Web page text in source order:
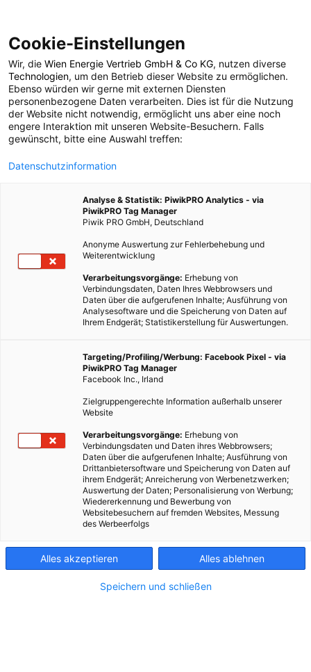
POSTS BY TAG
hippocampus
1 BEITRAG
Cookie-Einstellungen
Wir, die Wien Energie Vertrieb GmbH & Co KG, nutzen diverse
Technologien, um den Betrieb dieser Website zu ermöglichen.
Ebenso würden wir gerne mit externen Diensten
personenbezogene Daten verarbeiten. Dies ist für die Nutzung
der Website nicht notwendig, ermöglicht uns aber eine noch
engere Interaktion mit unseren Website-Besuchern. Falls
gewünscht, bitte eine Auswahl treffen:
Datenschutzinformation
Analyse & Statistik: PiwikPRO Analytics - via
PiwikPRO Tag Manager
Piwik PRO GmbH, Deutschland
Anonyme Auswertung zur Fehlerbehebung und
Weiterentwicklung
Verarbeitungsvorgänge: Erhebung von
Verbindungsdaten, Daten Ihres Webbrowsers und
Daten über die aufgerufenen Inhalte; Ausführung von
Analysesoftware und die Speicherung von Daten auf
Ihrem Endgerät; Statistikerstellung für Auswertungen.
Targeting/Profiling/Werbung: Facebook Pixel - via
PiwikPRO Tag Manager
Facebook Inc., Irland
Zielgruppengerechte Information außerhalb unserer
Website
Verarbeitungsvorgänge: Erhebung von
Verbindungsdaten und Daten ihres Webbrowsers;
Daten über die aufgerufenen Inhalte; Ausführung von
Drittanbietersoftware und Speicherung von Daten auf
ihrem Endgerät; Anreicherung von Werbenetzwerken;
Auswertung der Daten; Personalisierung von Werbung;
Wiedererkennung und Bewerbung von
Websitebesuchern auf fremden Websites, Messung
des Werbeerfolgs
Alles akzeptieren Alles ablehnen
Speichern und schließen